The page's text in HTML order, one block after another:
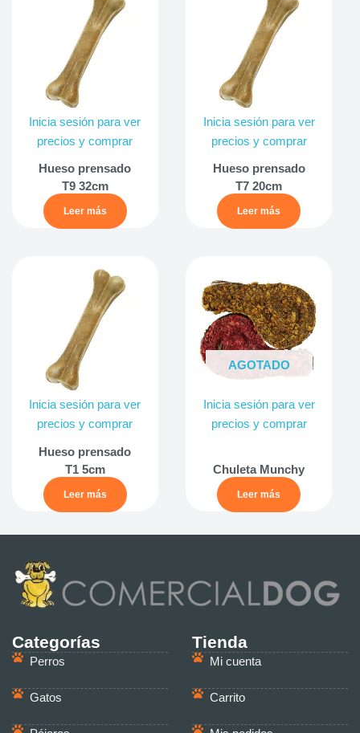
Inicia sesión para ver
precios y comprar
Hueso prensado
T9 32cm
Leer más
Inicia sesión para ver
precios y comprar
Hueso prensado
T7 20cm
Leer más
Inicia sesión para ver
precios y comprar
Hueso prensado
T1 5cm
Leer más
AGOTADO
Inicia sesión para ver
precios y comprar
Chuleta Munchy
Leer más
Categorías
Perros
Gatos
Tienda
Mi cuenta
Carrito